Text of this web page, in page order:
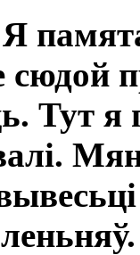
Я
сюдой
Тут я